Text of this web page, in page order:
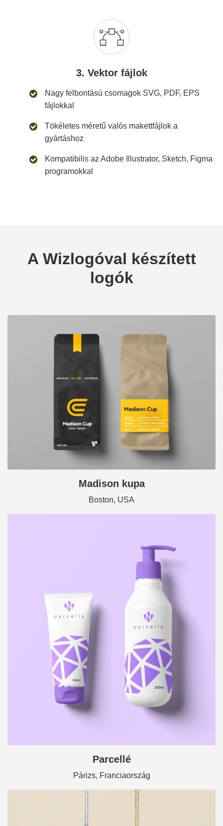
3. Vektor fájlok
Nagy felbontású csomagok SVG, PDF, EPS
fájlokkal
Tökéletes méretű valós makettfájlok a
gyártáshoz
Kompatibilis az Adobe Illustrator, Sketch, Figma
programokkal
A Wizlogóval készített
logók
Madison kupa
Boston, USA
Parcellé
Párizs, Franciaország